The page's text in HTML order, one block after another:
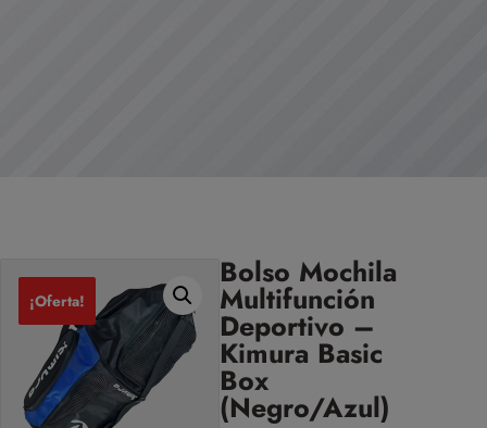
¡Oferta!
Bolso Mochila
Multifunción
Deportivo –
Kimura Basic
Box
(Negro/Azul)